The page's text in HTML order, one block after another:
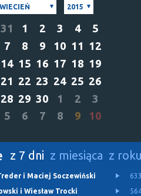
2015
31 1 2 3 4
5
7 8 9 10 11 12
14 15 16 17 18 19
21 22 23 24 25 26
28 29 30 1 2
3
5 6 7 8 9 10
z 7 dni z miesiąca z
i Maciej Soczewiński
i Wiesław Trocki